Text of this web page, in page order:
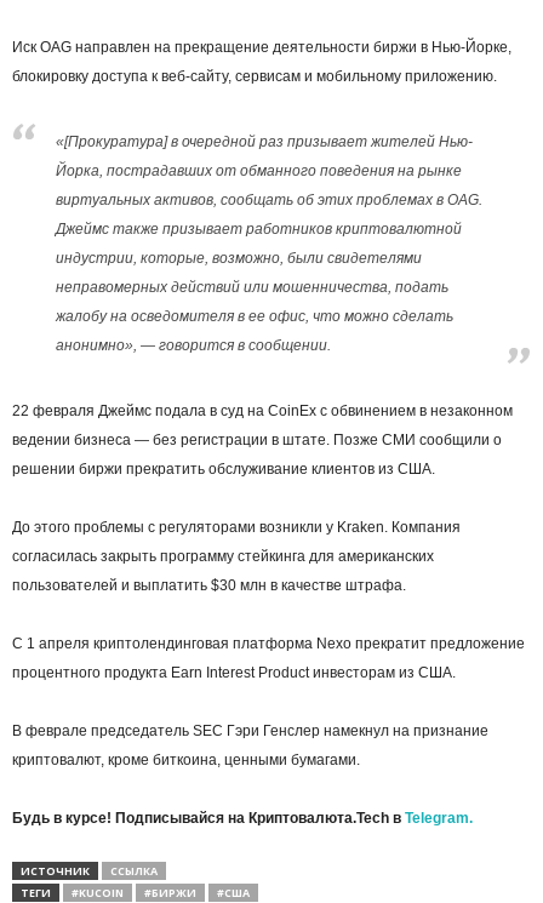
Иск OAG направлен на прекращение деятельности биржи в Нью-Йорке,
блокировку доступа к веб-сайту, сервисам и мобильному приложению.
«[Прокуратура] в очередной раз призывает жителей Нью-
Йорка, пострадавших от обманного поведения на рынке
виртуальных активов, сообщать об этих проблемах в OAG.
Джеймс также призывает работников криптовалютной
индустрии, которые, возможно, были свидетелями
неправомерных действий или мошенничества, подать
жалобу на осведомителя в ее офис, что можно сделать
анонимно», — говорится в сообщении.
22 февраля Джеймс подала в суд на CoinEx с обвинением в незаконном
ведении бизнеса — без регистрации в штате. Позже СМИ сообщили о
решении биржи прекратить обслуживание клиентов из США.
До этого проблемы с регуляторами возникли у Kraken. Компания
согласилась закрыть программу стейкинга для американских
пользователей и выплатить $30 млн в качестве штрафа.
С 1 апреля криптолендинговая платформа Nexo прекратит предложение
процентного продукта Earn Interest Product инвесторам из США.
В феврале председатель SEC Гэри Генслер намекнул на признание
криптовалют, кроме биткоина, ценными бумагами.
Будь в курсе! Подписывайся на Криптовалюта.Tech в Telegram.
ИСТОЧНИК
ССЫЛКА
ТЕГИ
#KUCOIN #БИРЖИ #США